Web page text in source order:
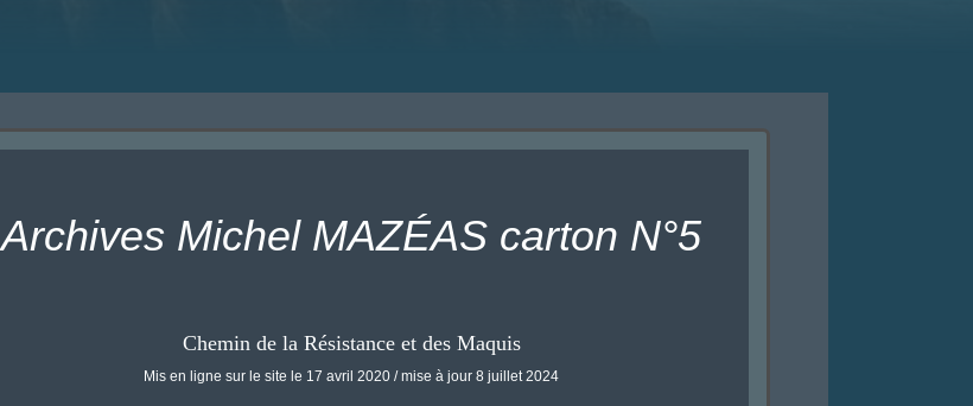
Archives Michel MAZÉAS carton N°5
Chemin de la Résistance et des Maquis
Mis en ligne sur le site le 17 avril 2020 / mise à jour 8 juillet 2024